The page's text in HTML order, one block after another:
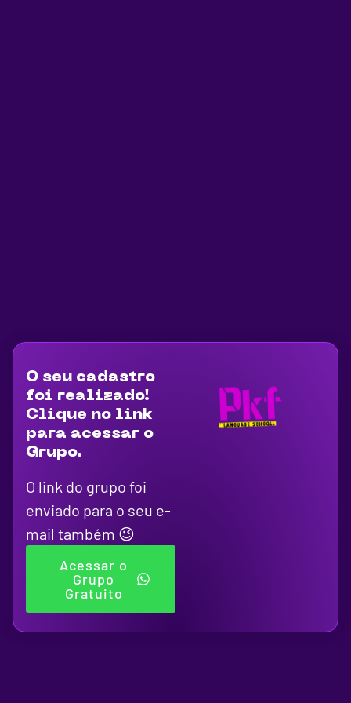
O seu cadastro
foi realizado!
Clique no link
para acessar o
Grupo.
O link do grupo foi
enviado para o seu e-
mail também 😉
Acessar o
Grupo
Gratuito